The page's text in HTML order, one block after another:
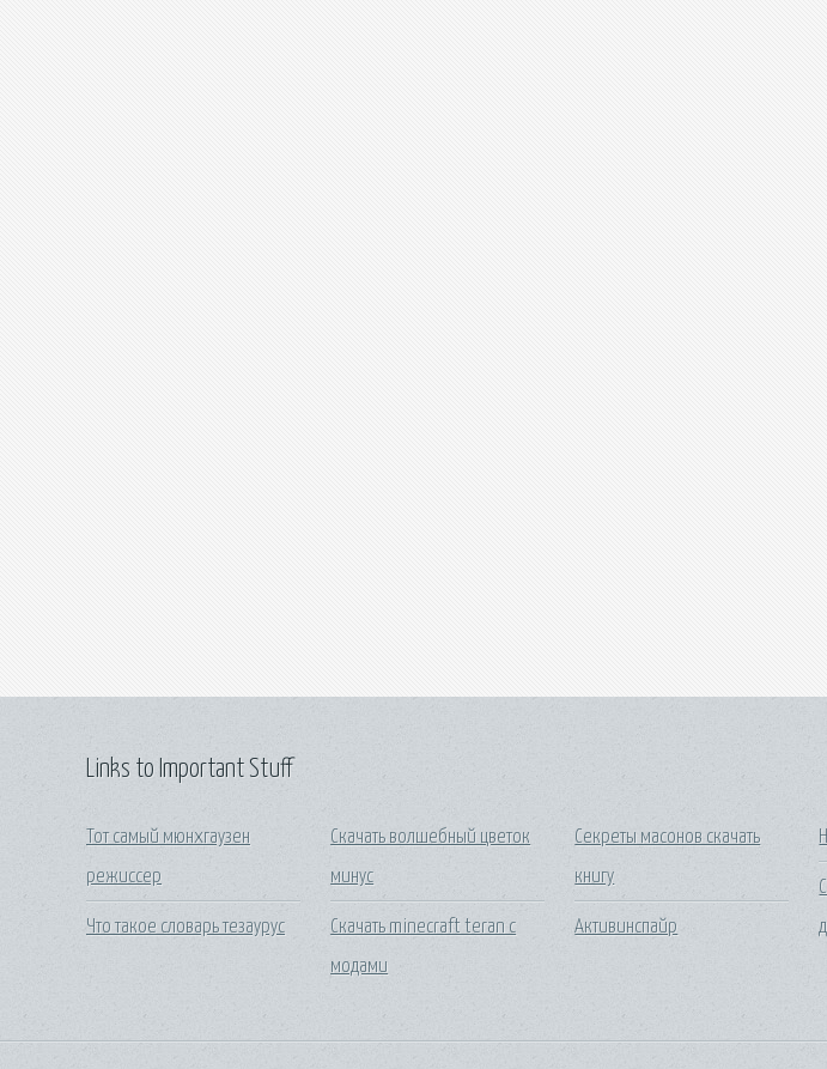
Links to Important Stuff
Тот самый мюнхгаузен
режиссер
Что такое словарь тезаурус
Скачать волшебный цветок
минус
Скачать minecraft teran с
модами
Секреты масонов скачать
книгу
Активинспайр